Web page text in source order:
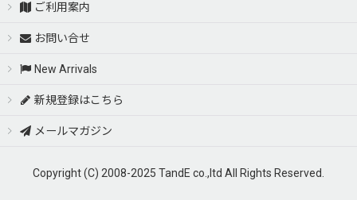
ご利用案内
お問い合せ
New Arrivals
新規登録はこちら
メールマガジン
Copyright (C) 2008-2025 TandE co.,ltd All Rights Reserved.